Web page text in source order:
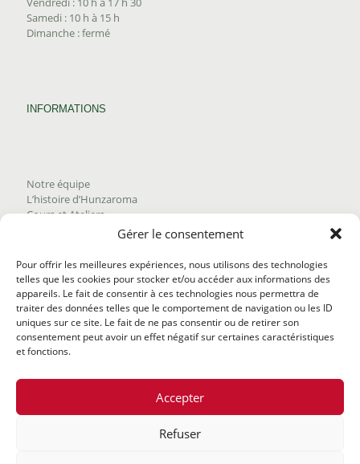
Gérer le consentement
Pour offrir les meilleures expériences, nous utilisons des technologies
telles que les cookies pour stocker et/ou accéder aux informations des
appareils. Le fait de consentir à ces technologies nous permettra de
traiter des données telles que le comportement de navigation ou les ID
uniques sur ce site. Le fait de ne pas consentir ou de retirer son
consentement peut avoir un effet négatif sur certaines caractéristiques
et fonctions.
Accepter
Refuser
Samedi : 10 h à 15 h
Dimanche : fermé
INFORMATIONS
Notre équipe
L’histoire d’Hunzaroma
Cours et Ateliers
Trouver nos produits
Politique de frais d'envoi
Termes et conditions
Politique de remboursement